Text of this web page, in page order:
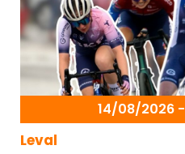
14/08/2026
Leval